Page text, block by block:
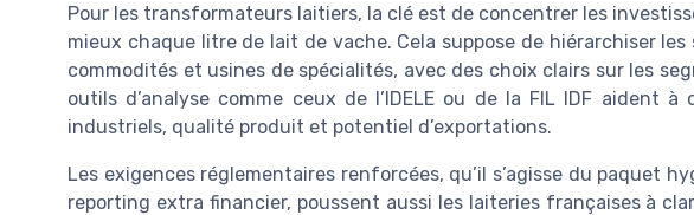
Pour les transformateurs laitiers, la clé est de concentrer les
mieux chaque litre de lait de vache. Cela suppose de hiérarchiser
commodités et usines de spécialités, avec des choix clairs sur les
outils d’analyse comme ceux de l’IDELE ou de la FIL IDF aident
industriels, qualité produit et potentiel d’exportations.
Les exigences réglementaires renforcées, qu’il s’agisse du paquet
reporting extra financier, poussent aussi les laiteries françaises à